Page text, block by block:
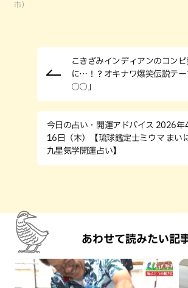
市）
こきざみインディアンのコン
に…！？オキナワ爆笑伝説テー
○○」
今日の占い・開運アドバイス 2026年
16日（木）【琉球鑑定士ミウマ まい
九星気学開運占い】
あわせて読みたい記